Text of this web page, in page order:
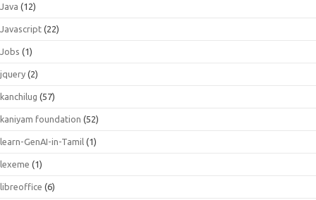
Java (12)
Javascript (22)
Jobs (1)
jquery (2)
kanchilug (57)
kaniyam foundation (52)
learn-GenAI-in-Tamil (1)
lexeme (1)
libreoffice (6)